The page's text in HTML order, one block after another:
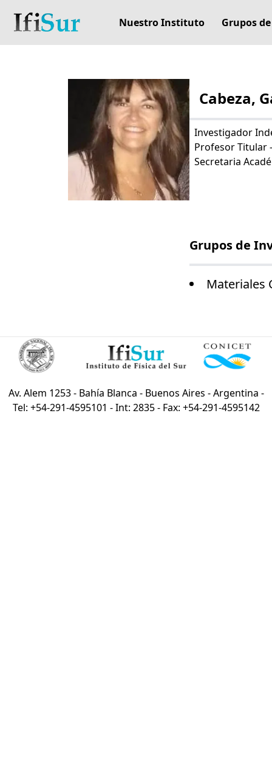
Nuestro Instituto Grupos
Cabeza,
Investigador
Profesor Titular
Secretaria
Grupos de
Materiales
Av. Alem 1253 - Bahía Blanca - Buenos Aires - Argentina -
Tel: +54-291-4595101 - Int: 2835 - Fax: +54-291-4595142